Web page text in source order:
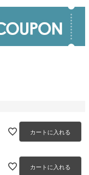
カートに入れる
カートに入れる